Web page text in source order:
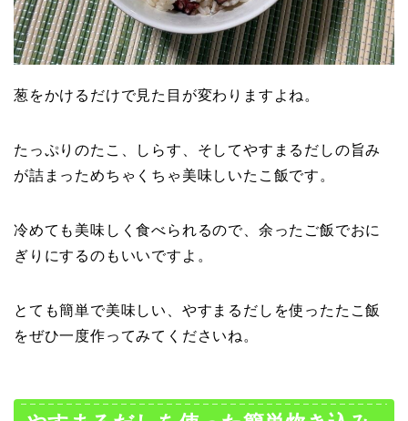
葱をかけるだけで見た目が変わりますよね。
たっぷりのたこ、しらす、そしてやすまるだしの旨み
が詰まっためちゃくちゃ美味しいたこ飯です。
冷めても美味しく食べられるので、余ったご飯でおに
ぎりにするのもいいですよ。
とても簡単で美味しい、やすまるだしを使ったたこ飯
をぜひ一度作ってみてくださいね。